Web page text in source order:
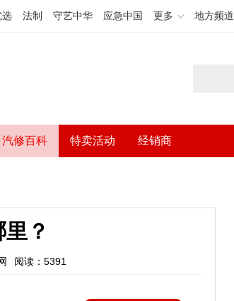
选 法制 守艺中华 应急中国 更多 地方频道
汽修百科 特卖活动 经销商
？
阅读：5391